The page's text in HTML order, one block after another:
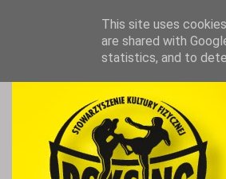
This site uses
are shared with
statistics, and to